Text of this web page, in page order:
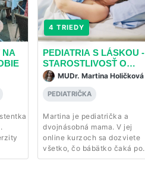
NA
4 TRIEDY
PEDIATRIA S LÁSKOU -
STAROSTLIVOSŤ O
NOVORODENCA
MUDr. Martina Holičková
PEDIATRIČKA
Martina je pediatrička a
dvojnásobná mama. V jej
online kurzoch sa dozviete
všetko, čo bábätko čaká po
narodení a ako prebieha